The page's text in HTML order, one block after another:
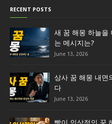
RECENT POSTS
새 꿈 해몽 하늘을
는 메시지는?
June 13, 2026
상사 꿈 해몽 내면
다
June 13, 2026